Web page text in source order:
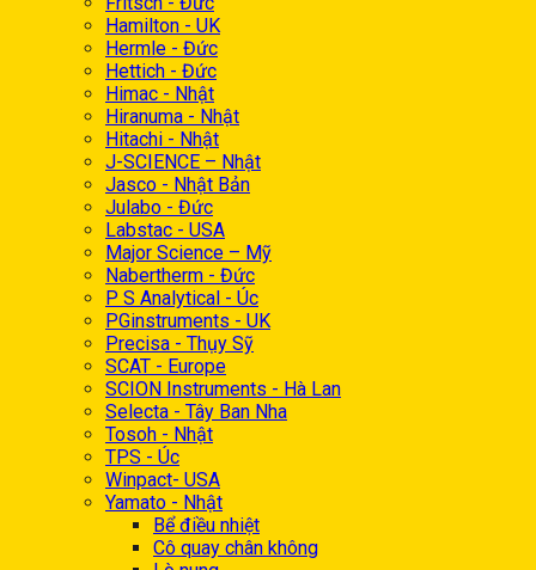
Hamilton - UK
Hermle - Đức
Hettich - Đức
Himac - Nhật
Hiranuma - Nhật
Hitachi - Nhật
J-SCIENCE – Nhật
Jasco - Nhật Bản
Julabo - Đức
Labstac - USA
Major Science – Mỹ
Nabertherm - Đức
P S Analytical - Úc
PGinstruments - UK
Precisa - Thụy Sỹ
SCAT - Europe
SCION Instruments - Hà Lan
Selecta - Tây Ban Nha
Tosoh - Nhật
TPS - Úc
Winpact- USA
Yamato - Nhật
Bể điều nhiệt
Cô quay chân không